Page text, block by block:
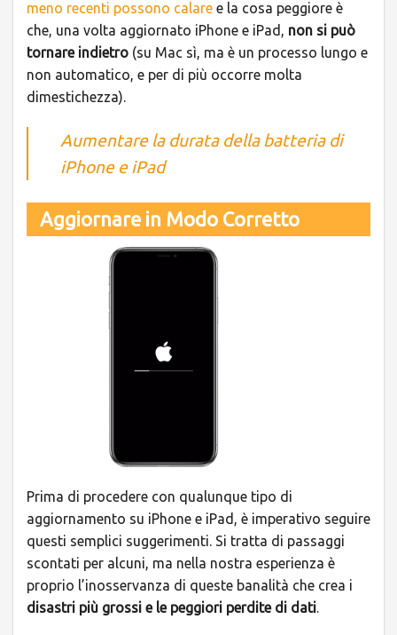
meno recenti possono calare e la cosa peggiore è
che, una volta aggiornato iPhone e iPad, non si può
tornare indietro (su Mac sì, ma è un processo lungo e
non automatico, e per di più occorre molta
dimestichezza).
Aumentare la durata della batteria di
iPhone e iPad
Aggiornare in Modo Corretto
Prima di procedere con qualunque tipo di
aggiornamento su iPhone e iPad, è imperativo seguire
questi semplici suggerimenti. Si tratta di passaggi
scontati per alcuni, ma nella nostra esperienza è
proprio l’inosservanza di queste banalità che crea i
disastri più grossi e le peggiori perdite di dati.